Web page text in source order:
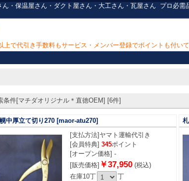
・保温屋さん・ダクト屋さん・大工さん・瓦屋さん プロ必需
上で代引き手数料もサービス・メンバー登録でポイントも付い
条件[マチダオリジナル＊直徳OEM] [6件]
中厚立て切り270 [maor-atu270]
[支払方法] ヤマト運輸代引き
[会員特典] 345ポイント
[オープン価格] -
[販売価格] ￥37,950(税込)
在庫10丁
丁